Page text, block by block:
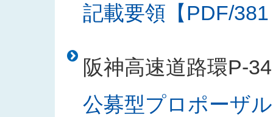
記載要領【PDF/
阪神高速道路環P-
公募型プロポーザ